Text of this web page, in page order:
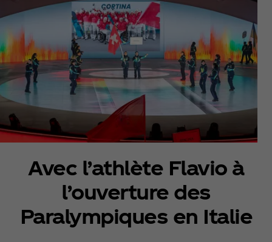
Avec l’athlète Flavio à
l’ouverture des
Paralympiques en Italie